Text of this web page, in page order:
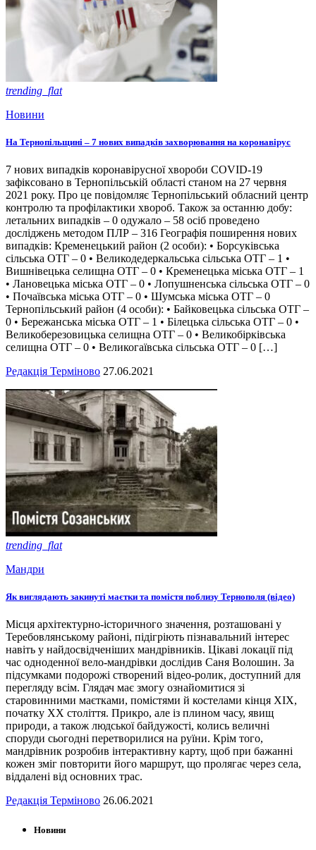
trending_flat
Новини
На Тернопільщині – 7 нових випадків захворювання на коронавірус
7 нових випадків коронавірусної хвороби COVID-19
зафіксовано в Тернопільській області станом на 27 червня
2021 року. Про це повідомляє Тернопільський обласний центр
контролю та профілактики хвороб. Також за останню добу:
летальних випадків – 0 одужало – 58 осіб проведено
досліджень методом ПЛР – 316 Географія поширення нових
випадків: Кременецький район (2 особи): • Борсуківська
сільська ОТГ – 0 • Великодедеркальська сільська ОТГ – 1 •
Вишнівецька селищна ОТГ – 0 • Кременецька міська ОТГ – 1
• Лановецька міська ОТГ – 0 • Лопушненська сільська ОТГ – 0
• Почаївська міська ОТГ – 0 • Шумська міська ОТГ – 0
Тернопільський район (4 особи): • Байковецька сільська ОТГ –
0 • Бережанська міська ОТГ – 1 • Білецька сільська ОТГ – 0 •
Великоберезовицька селищна ОТГ – 0 • Великобірківська
селищна ОТГ – 0 • Великогаївська сільська ОТГ – 0 […]
Редакція Терміново 27.06.2021
trending_flat
Мандри
Як виглядають закинуті маєтки та помістя поблизу Тернополя (відео)
Місця архітектурно-історичного значення, розташовані у
Теребовлянському районі, підігріють пізнавальний інтерес
навіть у найдосвідченіших мандрівників. Цікаві локації під
час одноденної вело-мандрівки дослідив Саня Волошин. За
підсумками подорожі створений відео-ролик, доступний для
перегляду всім. Глядач має змогу ознайомитися зі
старовинними маєтками, помістями й костелами кінця XIX,
початку XX століття. Прикро, але із плином часу, явищ
природи, а також людської байдужості, колись величні
споруди сьогодні перетворилися на руїни. Крім того,
мандрівник розробив інтерактивну карту, щоб при бажанні
кожен зміг повторити його маршрут, що пролягає через села,
віддалені від основних трас.
Редакція Терміново 26.06.2021
Новини